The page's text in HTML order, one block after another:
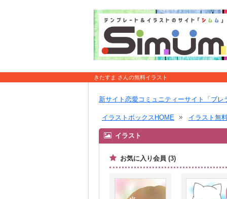
きたすま さんの無料イラスト
新サイト恋愛コミュニティーサイト「ブレ
イラストボックスHOME イラスト無
イラスト
お気に入り会員 (3)